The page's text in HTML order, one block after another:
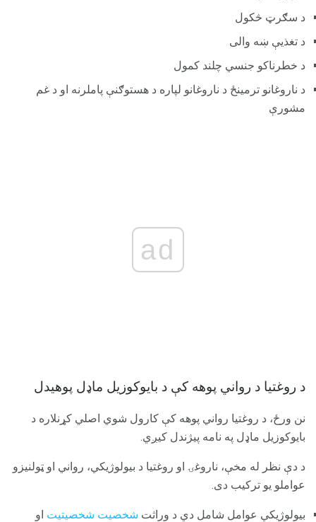
د سګرټ څکول
د تغذیې ښه والی
د خطرناکو جنسي چلند کمول
د ناروغانو ترمینځ د ناروغانو لپاره د هستوګنې پاملرنه او د غم
مشورې
ad
د روغتیا د رواني پوهه کې د بایوکوزیل ماډل پوهیدل
نن ورځ، د روغتیا رواني پوهه کې کارول شوي اصلي کړنلاره د
بایوکوزیل ماډل په نامه پیژندل کیږي.
د دې نظر له مخې، ناروغۍ او روغتیا د بیولوژیکي، رواني او ټولنیزو
عواملو یو ترکیب دی.
بیولوژیکي عوامل شامل دي د وراثت شخصیت شخصیتیت او